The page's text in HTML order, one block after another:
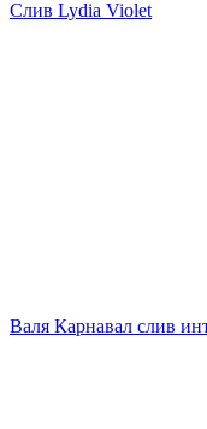
Слив Lydia Violet
Валя Карнавал слив